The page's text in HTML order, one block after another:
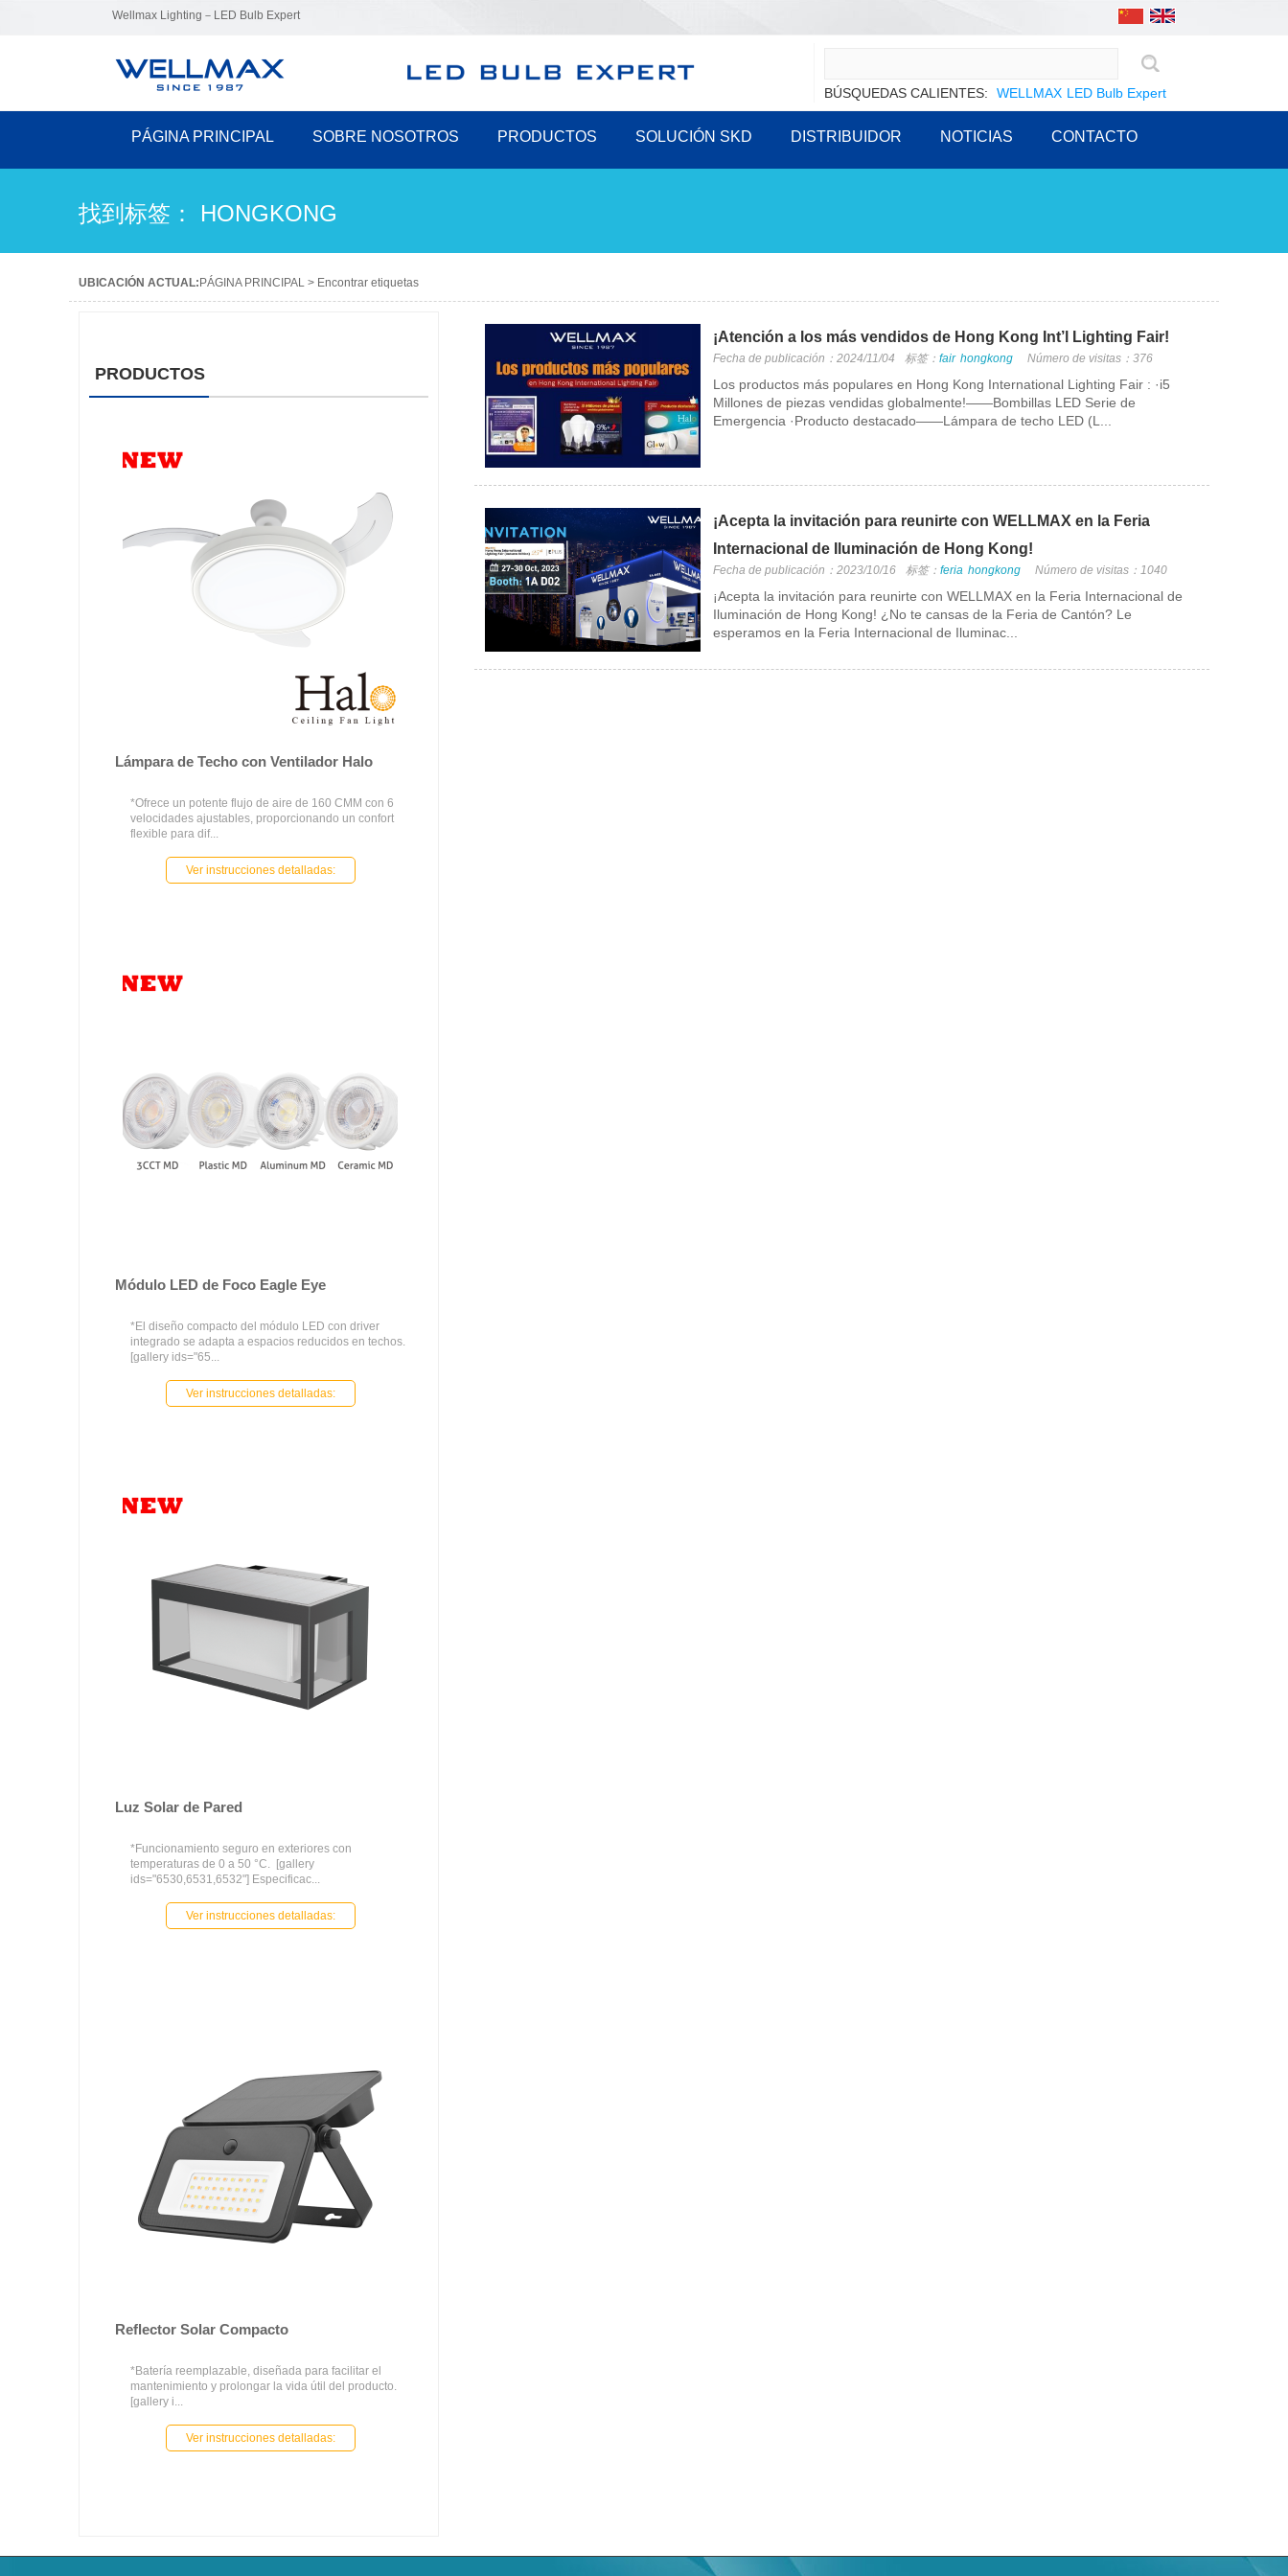
Wellmax Lighting－LED Bulb Expert
BÚSQUEDAS CALIENTES: WELLMAX LED Bulb Expert
PÁGINA PRINCIPAL SOBRE NOSOTROS PRODUCTOS SOLUCIÓN SKD DISTRIBUIDOR NOTICIAS CONTACTO
找到标签： HONGKONG
UBICACIÓN ACTUAL: PÁGINA PRINCIPAL > Encontrar etiquetas
PRODUCTOS
Lámpara de Techo con Ventilador Halo
*Ofrece un potente flujo de aire de 160 CMM con 6
velocidades ajustables, proporcionando un confort
flexible para dif...
Ver instrucciones detalladas:
Módulo LED de Foco Eagle Eye
*El diseño compacto del módulo LED con driver
integrado se adapta a espacios reducidos en techos.
[gallery ids="65...
Ver instrucciones detalladas:
Luz Solar de Pared
*Funcionamiento seguro en exteriores con
temperaturas de 0 a 50 °C. [gallery
ids="6530,6531,6532"] Especificac...
Ver instrucciones detalladas:
Reflector Solar Compacto
*Batería reemplazable, diseñada para facilitar el
mantenimiento y prolongar la vida útil del producto.
[gallery i...
Ver instrucciones detalladas:
¡Atención a los más vendidos de Hong Kong Int’l Lighting Fair!
Fecha de publicación：2024/11/04 标签：fair hongkong Número de visitas：376
Los productos más populares en Hong Kong International Lighting Fair : ·i5
Millones de piezas vendidas globalmente!——Bombillas LED Serie de
Emergencia ·Producto destacado——Lámpara de techo LED (L...
¡Acepta la invitación para reunirte con WELLMAX en la Feria
Internacional de Iluminación de Hong Kong!
Fecha de publicación：2023/10/16 标签：feria hongkong Número de visitas：1040
¡Acepta la invitación para reunirte con WELLMAX en la Feria Internacional de
Iluminación de Hong Kong! ¿No te cansas de la Feria de Cantón? Le
esperamos en la Feria Internacional de Iluminac...